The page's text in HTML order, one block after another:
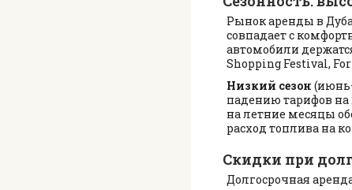
Рынок аренды в
совпадает с
автомобили
Shopping Festival,
Низкий сезон
падению тарифов на
на летние месяцы
расход топлива на
Скидки при
Долгосрочная